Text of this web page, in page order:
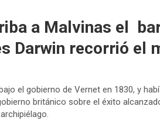
a Malvinas el
Darwin recorrió el
el gobierno de Vernet en 1830, y
británico sobre el éxito